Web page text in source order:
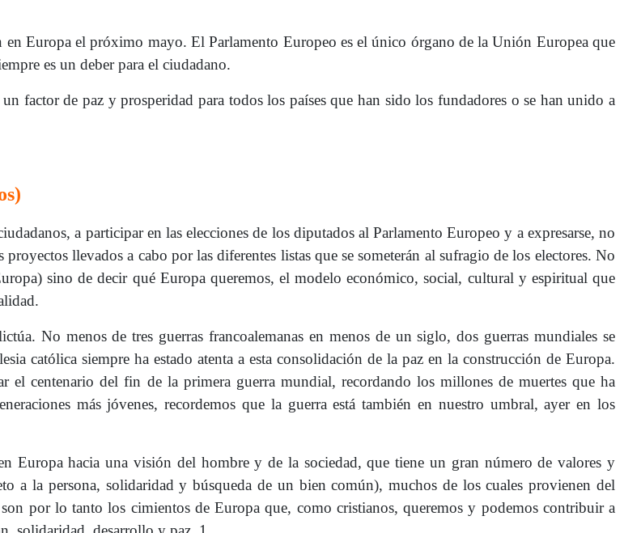
en Europa el próximo mayo. El Parlamento Europeo es el único órgano de la Unión Europea que
es un deber para el ciudadano.
factor de paz y prosperidad para todos los países que han sido los fundadores o se han unido a
a participar en las elecciones de los diputados al Parlamento Europeo y a expresarse, no
llevados a cabo por las diferentes listas que se someterán al sufragio de los electores. No
sino de decir qué Europa queremos, el modelo económico, social, cultural y espiritual que
No menos de tres guerras francoalemanas en menos de un siglo, dos guerras mundiales se
católica siempre ha estado atenta a esta consolidación de la paz en la construcción de Europa.
el centenario del fin de la primera guerra mundial, recordando los millones de muertes que ha
más jóvenes, recordemos que la guerra está también en nuestro umbral, ayer en los
Europa hacia una visión del hombre y de la sociedad, que tiene un gran número de valores y
a la persona, solidaridad y búsqueda de un bien común), muchos de los cuales provienen del
por lo tanto los cimientos de Europa que, como cristianos, queremos y podemos contribuir a